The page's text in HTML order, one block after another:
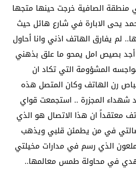
الصافية خرجت حينها متجها
يحى الابارة في شارع هائل حيث
لم يفارق الهاتف اذني وانا أحاول
بصيص امل يمحو ما علق بذهني
المشؤومة التي تكاد ان
رن الهاتف وكان المتصل هذه
شهداء المجزرة .. استجمعت قواي
معتقداً ان هذا الاتصال هو الذي
في من يطمئن قلبي ويذهب
الذي رسم في مدارات مخيلتي
في محاولة طمس معالمها..